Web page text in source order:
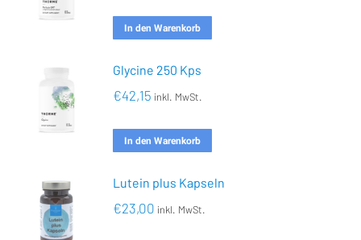
In den Warenkorb
Glycine 250 Kps
€42,15 inkl. MwSt.
In den Warenkorb
Lutein plus Kapseln
€23,00 inkl. MwSt.